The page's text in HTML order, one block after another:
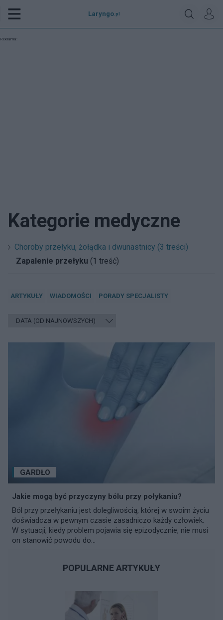
Laryngo .pl
Reklama:
Kategorie medyczne
Choroby przełyku, żołądka i dwunastnicy (3 treści)
Zapalenie przełyku (1 treść)
ARTYKUŁY WIADOMOŚCI PORADY SPECJALISTY
GARDŁO
Jakie mogą być przyczyny bólu przy połykaniu?
Ból przy przełykaniu jest dolegliwością, której w swoim życiu
doświadcza w pewnym czasie zasadniczo każdy człowiek.
W sytuacji, kiedy problem pojawia się epizodycznie, nie musi
on stanowić powodu do...
POPULARNE ARTYKUŁY